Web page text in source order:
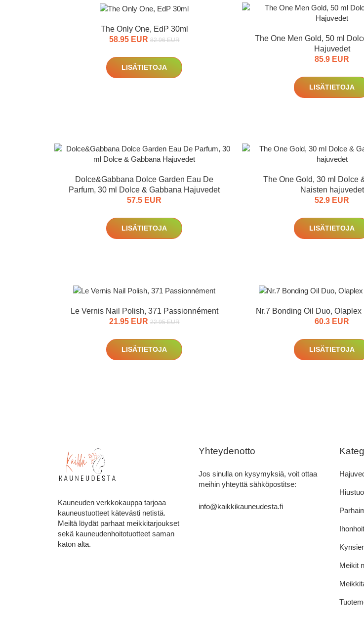
The Only One, EdP 30ml
58.95 EUR 82.96 EUR
LISÄTIETOJA
The One Men Gold, 50 ml
Hajuvedet
85.9 EUR
LISÄTIETOJA
Dolce&Gabbana Dolce Garden Eau De
Parfum, 30 ml Dolce & Gabbana Hajuvedet
57.5 EUR
LISÄTIETOJA
The One Gold, 30 ml Dolce
Naisten hajuvedet
52.9 EUR
LISÄTIETOJA
Le Vernis Nail Polish, 371 Passionnément
21.95 EUR 22.95 EUR
LISÄTIETOJA
Nr.7 Bonding Oil Duo,
60.3 EUR
LISÄTIETOJA
Kauneuden verkkokauppa tarjoaa
kauneustuotteet kätevästi netistä.
Meiltä löydät parhaat meikkitarjoukset
sekä kauneudenhoitotuotteet saman
katon alta.
Yhteydenotto
Jos sinulla on kysymyksiä, voit ottaa
meihin yhteyttä sähköpostitse:
info@kaikkikauneudesta.fi
Meikit